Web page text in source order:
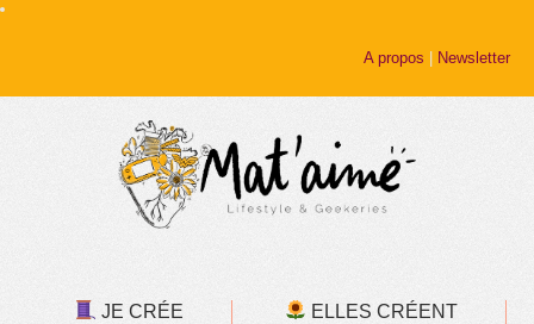
A propos | Newsletter
JE CRÉE
ELLES CRÉENT